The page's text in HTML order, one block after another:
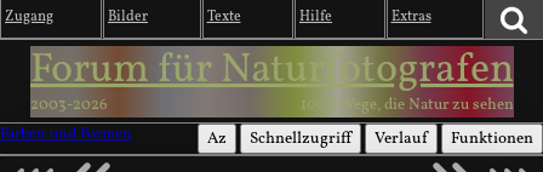
Zugang Bilder Texte Hilfe Extras
Forum für Naturfotografen
2003-2026
1000 Wege, die Natur zu sehen
Farben und Formen
Az Schnellzugriff Verlauf Funktionen